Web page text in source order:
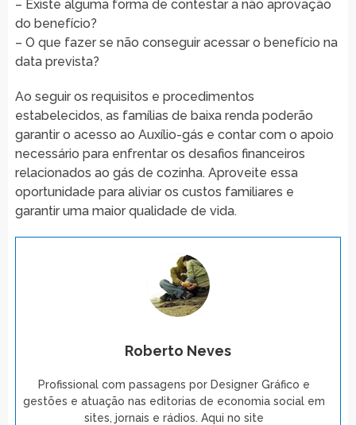
– Existe alguma forma de contestar a não aprovação
do benefício?
– O que fazer se não conseguir acessar o benefício na
data prevista?
Ao seguir os requisitos e procedimentos
estabelecidos, as famílias de baixa renda poderão
garantir o acesso ao Auxílio-gás e contar com o apoio
necessário para enfrentar os desafios financeiros
relacionados ao gás de cozinha. Aproveite essa
oportunidade para aliviar os custos familiares e
garantir uma maior qualidade de vida.
Roberto Neves
Profissional com passagens por Designer Gráfico e
gestões e atuação nas editorias de economia social em
sites, jornais e rádios. Aqui no site